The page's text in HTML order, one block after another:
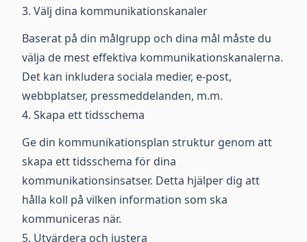
3. Välj dina kommunikationskanaler
Baserat på din målgrupp och dina mål måste du
välja de mest effektiva kommunikationskanalerna.
Det kan inkludera sociala medier, e-post,
webbplatser, pressmeddelanden, m.m.
4. Skapa ett tidsschema
Ge din kommunikationsplan struktur genom att
skapa ett tidsschema för dina
kommunikationsinsatser. Detta hjälper dig att
hålla koll på vilken information som ska
kommuniceras när.
5. Utvärdera och justera